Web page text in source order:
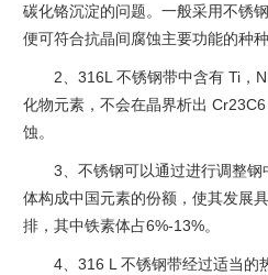
碳化铬沉淀的问题。一般采用不锈
便可符合抗晶间腐蚀主要功能的种种
2、316L 不锈钢带中含有 Ti，
化物元素，不会在晶界析出
蚀。
3、不锈钢可以通过进行调整
体构成中国元素的份额，使其发展
排，其中铁素体占6%-13%。
4、316 L 不锈钢带经过适当的